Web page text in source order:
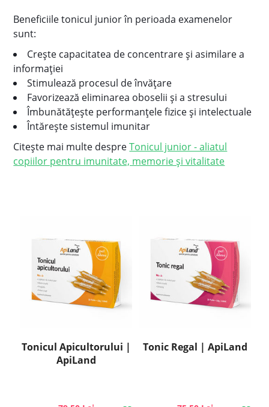
Beneficiile tonicul junior în perioada examenelor
sunt:
Creşte capacitatea de concentrare şi asimilare a
informaţiei
Stimulează procesul de învățare
Favorizează eliminarea oboselii şi a stresului
Îmbunătăţeşte performanţele fizice şi intelectuale
Întăreşte sistemul imunitar
Citeşte mai multe despreTonicul junior - aliatul
copiilor pentru imunitate, memorie și vitalitate
Tonicul Apicultorului |
ApiLand
Tonic Regal | ApiLand